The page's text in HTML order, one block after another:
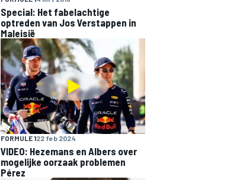
Special: Het fabelachtige
optreden van Jos Verstappen in
Maleisië
FORMULE 122 feb 2024
VIDEO: Hezemans en Albers over
mogelijke oorzaak problemen
Pérez